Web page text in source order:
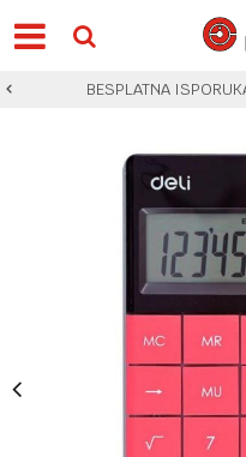
BESPLATNA